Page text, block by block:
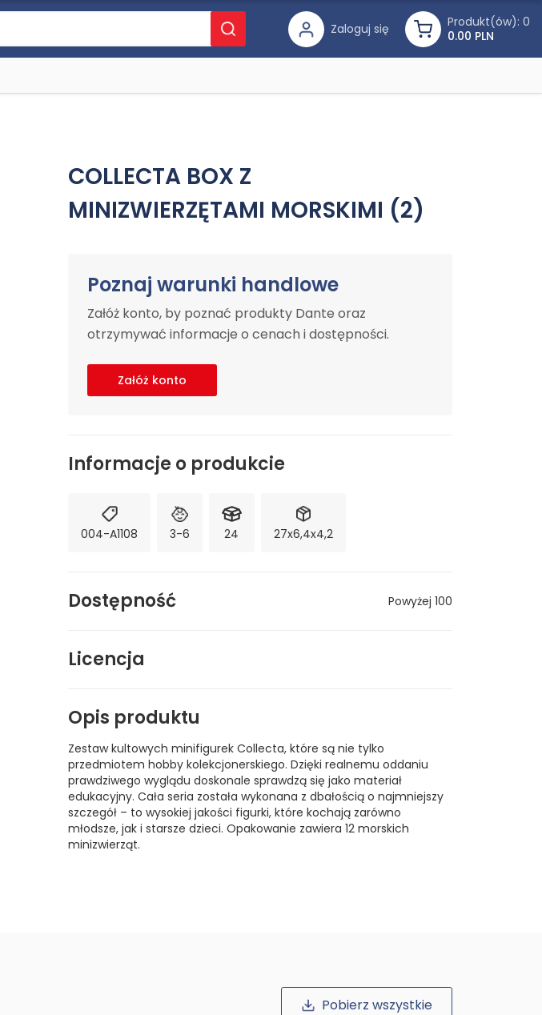
Produkt(ów): 0
0.00 PLN
Zaloguj się
COLLECTA BOX Z
MINIZWIERZĘTAMI MORSKIMI (2)
Poznaj warunki handlowe
Załóż konto, by poznać produkty Dante oraz
otrzymywać informacje o cenach i dostępności.
Załóż konto
Informacje o produkcie
004-A1108 3-6 24 27x6,4x4,2
Dostępność Powyżej 100
Licencja
Opis produktu
Zestaw kultowych minifigurek Collecta, które są nie tylko
przedmiotem hobby kolekcjonerskiego. Dzięki realnemu oddaniu
prawdziwego wyglądu doskonale sprawdzą się jako materiał
edukacyjny. Cała seria została wykonana z dbałością o najmniejszy
szczegół – to wysokiej jakości figurki, które kochają zarówno
młodsze, jak i starsze dzieci. Opakowanie zawiera 12 morskich
minizwierząt.
Pobierz wszystkie